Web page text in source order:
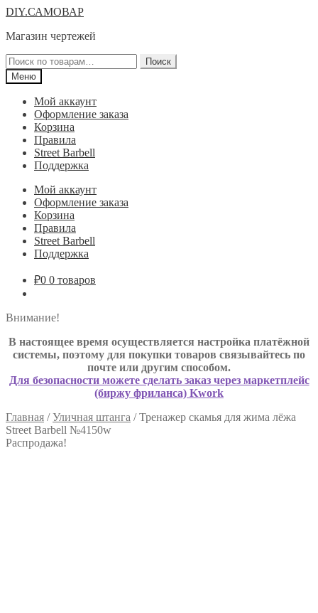
Перейти
навигации
Перейти
содержимому
DIY.САМОВАР
Магазин чертежей
Искать:
Поиск
Меню
Мой аккаунт
Оформление заказа
Корзина
Правила
Street Barbell
Поддержка
Мой аккаунт
Оформление заказа
Корзина
Правила
Street Barbell
Поддержка
₽0 0 товаров
Внимание!
В настоящее время осуществляется настройка платёжной
системы, поэтому для покупки товаров связывайтесь по
почте или другим способом.
Для безопасности можете сделать заказ через маркетплейс
(биржу фриланса) Kwork
Главная /Уличная штанга /Тренажер скамья для жима лёжа
Street Barbell №4150w
Распродажа!